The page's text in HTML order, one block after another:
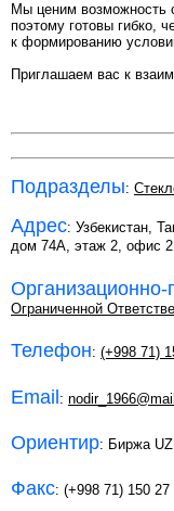
Мы ценим возможность
поэтому готовы гибко,
к формированию
Приглашаем вас к
Подразделы:
Адрес: Узбекистан,
дом 74А, этаж 2, офис
Ограниченной
Телефон: (+998 71)
Email:
Ориентир: Биржа
Факс: (+998 71) 150 27